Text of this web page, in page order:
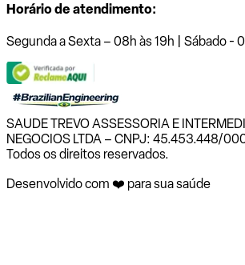
Horário de atendimento:
Segunda a Sexta – 08h às 19h | Sábado -
SAUDE TREVO ASSESSORIA E
NEGOCIOS LTDA – CNPJ: 45.453.448/
Todos os direitos reservados.
Desenvolvido com ❤️ para sua saúde